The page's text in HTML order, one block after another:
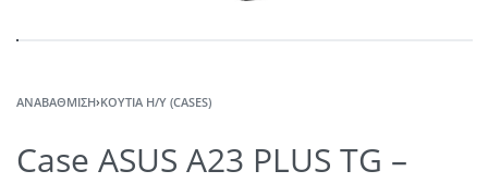
ΑΝΑΒΆΘΜΙΣΗ›ΚΟΥΤΙΆ Η/Υ (CASES)
Case ASUS A23 PLUS TG –